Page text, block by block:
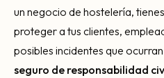
un negocio de hostelería,
proteger a tus clientes,
posibles incidentes que
seguro de responsabilidad